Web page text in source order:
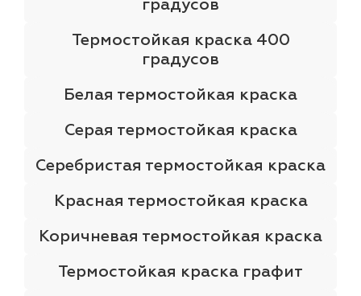
градусов
Термостойкая краска 400
градусов
Белая термостойкая краска
Серая термостойкая краска
Серебристая термостойкая краска
Красная термостойкая краска
Коричневая термостойкая краска
Термостойкая краска графит